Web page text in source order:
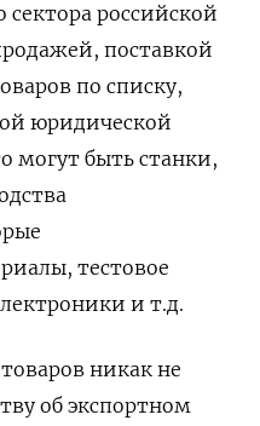
российской
поставкой
по списку,
юридической
могут быть станки,
тестовое
и т.д.
никак не
об экспортном